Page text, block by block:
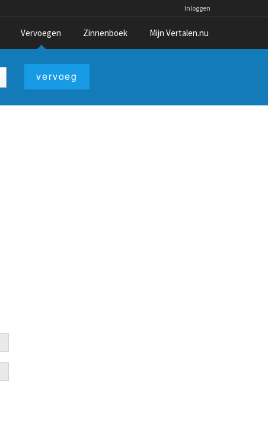
Inloggen
Vervoegen Zinnenboek Mijn Vertalen.nu